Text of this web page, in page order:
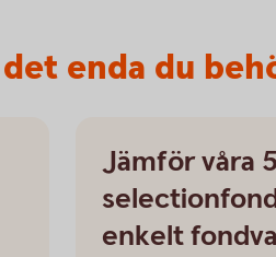
enda du
Jämför våra 5
enkelt